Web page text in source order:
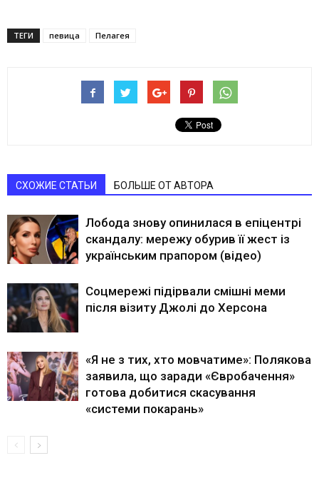
ТЕГИ певица Пелагея
СХОЖИЕ СТАТЬИ БОЛЬШЕ ОТ АВТОРА
Лобода знову опинилася в епіцентрі
скандалу: мережу обурив її жест із
українським прапором (відео)
Соцмережі підірвали смішні меми
після візиту Джолі до Херсона
«Я не з тих, хто мовчатиме»: Полякова
заявила, що заради «Євробачення»
готова добитися скасування
«системи покарань»